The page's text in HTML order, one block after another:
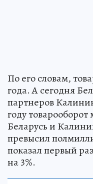
По его словам,
года. А сегодня
партнеров
году
Беларусь и
превысил
показал первый
на 3%.